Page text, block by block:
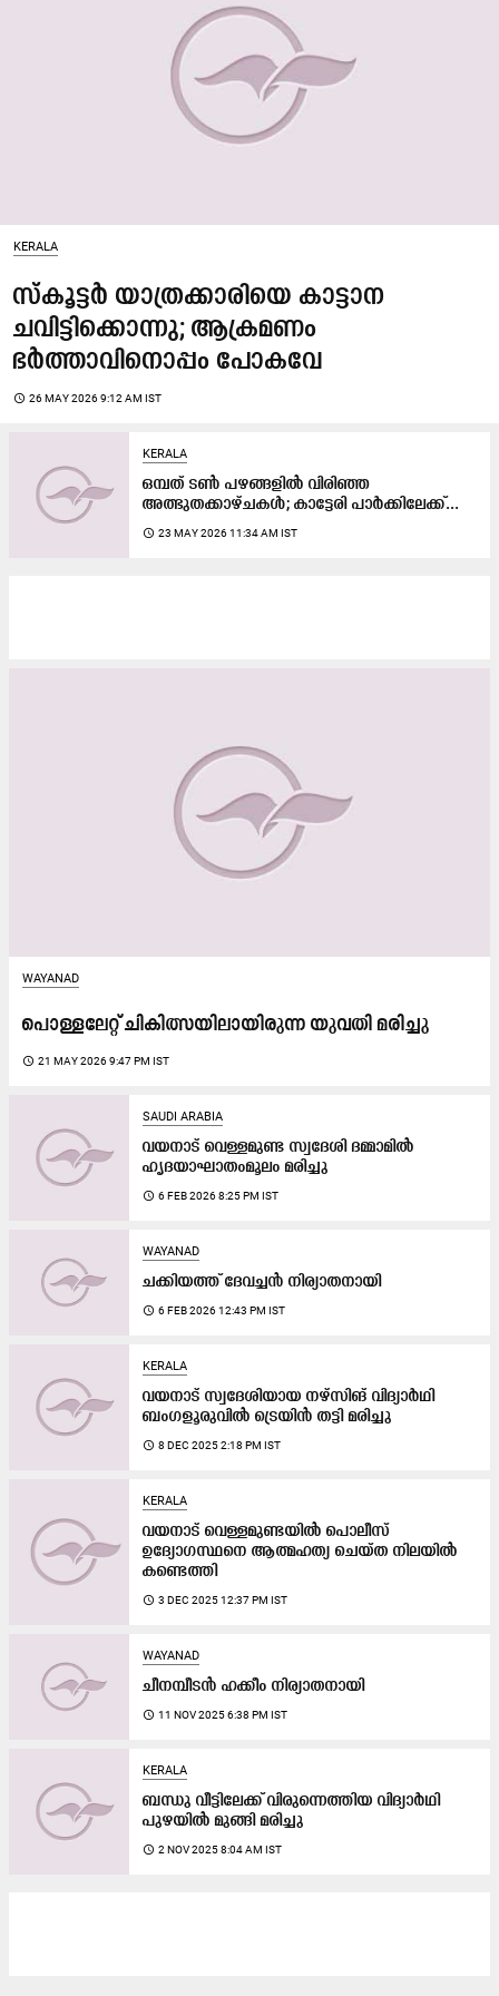
KERALA
സ്കൂട്ടർ യാത്രക്കാരിയെ കാട്ടാന
ചവിട്ടിക്കൊന്നു; ആക്രമണം
ഭർത്താവിനൊപ്പം പോകവേ
access_time 26 MAY 2026 9:12 AM IST
KERALA
ഒമ്പത് ടൺ പഴങ്ങളിൽ വിരിഞ്ഞ
അത്ഭുതക്കാഴ്ചകൾ; കാട്ടേരി പാർക്കിലേക്ക്...
access_time 23 MAY 2026 11:34 AM IST
WAYANAD
പൊള്ളലേറ്റ് ചികിത്സയിലായിരുന്ന യുവതി മരിച്ചു
access_time 21 MAY 2026 9:47 PM IST
SAUDI ARABIA
വയനാട് വെള്ളമുണ്ട സ്വദേശി ദമ്മാമിൽ
ഹൃദയാഘാതംമൂലം മരിച്ചു
access_time 6 FEB 2026 8:25 PM IST
WAYANAD
ചക്കിയത്ത് ദേവച്ചൻ നിര്യാതനായി
access_time 6 FEB 2026 12:43 PM IST
KERALA
വയനാട് സ്വദേശിയായ നഴ്സിങ് വിദ്യാർഥി
ബംഗളൂരുവില്‍ ട്രെയിന്‍ തട്ടി മരിച്ചു
access_time 8 DEC 2025 2:18 PM IST
KERALA
വയനാട് വെള്ളമുണ്ടയിൽ പൊലീസ്
ഉദ്യോഗസ്ഥനെ ആത്മഹത്യ ചെയ്ത നിലയിൽ
കണ്ടെത്തി
access_time 3 DEC 2025 12:37 PM IST
WAYANAD
ചീനമ്പീടൻ ഹക്കീം നിര്യാതനായി
access_time 11 NOV 2025 6:38 PM IST
KERALA
ബന്ധു വീട്ടിലേക്ക് വിരുന്നെത്തിയ വിദ്യാർഥി
പുഴയിൽ മുങ്ങി മരിച്ചു
access_time 2 NOV 2025 8:04 AM IST